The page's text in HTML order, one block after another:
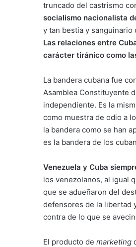
truncado del castrismo
socialismo nacionalista
y tan bestia y sanguinario
Las relaciones entre
carácter tiránico como
La bandera cubana fue
Asamblea Constituyente
independiente. Es la
como muestra de odio a
la bandera como se han
es la bandera de los
Venezuela y Cuba
los venezolanos, al igual
que se adueñaron del
defensores de la libertad
contra de lo que se
El producto de marketing